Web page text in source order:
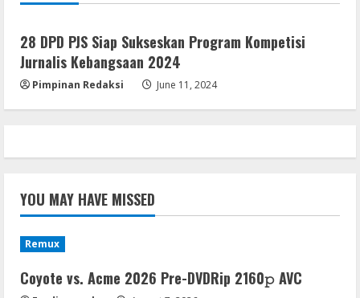
5
Serialers
10 (x32x64)
August 6, 2026
28 DPD PJS Siap Sukseskan Program Kompetisi
Jurnalis Kebangsaan 2024
Pimpinan Redaksi June 11, 2024
YOU MAY HAVE MISSED
Remux
Coyote vs. Acme 2026 Pre-DVDRip 2160𝚙 AVC